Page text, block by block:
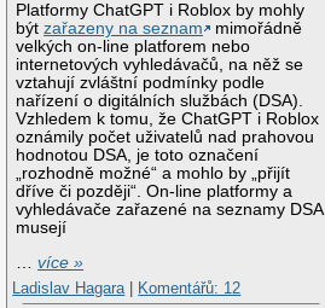
Platformy ChatGPT i Roblox by mohly
býtzařazeny na seznam
mimořádně
velkých on-line platforem nebo
internetových vyhledávačů, na něž se
vztahují zvláštní podmínky podle
nařízení o digitálních službách (DSA).
Vzhledem k tomu, že ChatGPT i Roblox
oznámily počet uživatelů nad prahovou
hodnotou DSA, je toto označení
„rozhodně možné“ a mohlo by „přijít
dříve či později“. On-line platformy a
vyhledávače zařazené na seznamy DSA
musejí
…více »
Ladislav Hagara| Komentářů: 12